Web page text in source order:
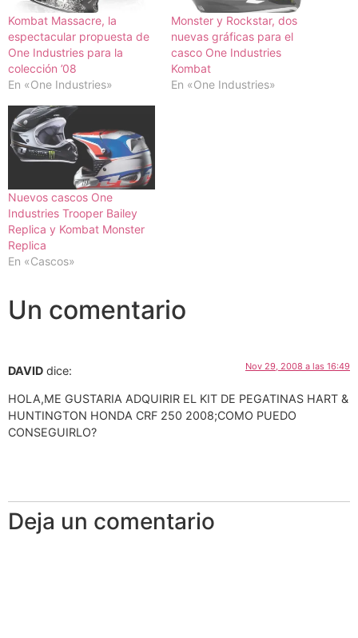
Kombat Massacre, la
espectacular propuesta de
One Industries para la
colección ’08
En «One Industries»
Monster y Rockstar, dos
nuevas gráficas para el
casco One Industries
Kombat
En «One Industries»
Nuevos cascos One
Industries Trooper Bailey
Replica y Kombat Monster
Replica
En «Cascos»
Un comentario
DAVID dice: Nov 29, 2008 a las 16:49
HOLA,ME GUSTARIA ADQUIRIR EL KIT DE PEGATINAS HART &
HUNTINGTON HONDA CRF 250 2008;COMO PUEDO
CONSEGUIRLO?
Deja un comentario